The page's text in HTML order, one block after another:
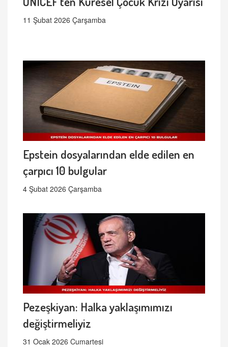
11 Şubat 2026 Çarşamba
Epstein dosyalarından elde edilen en
çarpıcı 10 bulgular
4 Şubat 2026 Çarşamba
Pezeşkiyan: Halka yaklaşımımızı
değiştirmeliyiz
31 Ocak 2026 Cumartesi